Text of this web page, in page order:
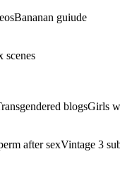
guiude
scenes
blogsGirls
after sexVintage 3